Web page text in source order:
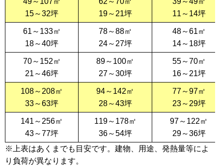
15～32坪
19～21坪
11～14坪
61～133㎡
18～40坪
78～88㎡
24～27坪
48～61㎡
14～18坪
70～152㎡
21～46坪
89～100㎡
27～30坪
55～70㎡
16～21坪
108～208㎡
33～63坪
94～142㎡
28～43坪
77～97㎡
23～29坪
141～256㎡
43～77坪
119～178㎡
36～54坪
97～122㎡
29～36坪
※上表はあくまでも目安です。建物、用途、発熱量等によ
り負荷が異なります。